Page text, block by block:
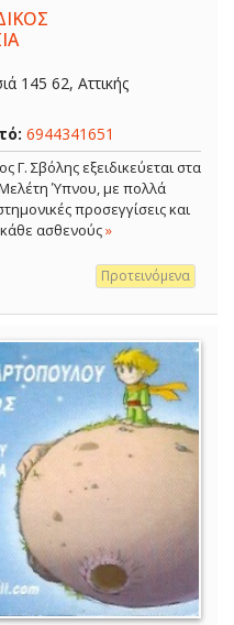
145 62, Αττικής
6944341651
Γ. Σβόλης εξειδικεύεται στα
Ύπνου, με πολλά
προσεγγίσεις και
κάθε ασθενούς»
Προτεινόμενα